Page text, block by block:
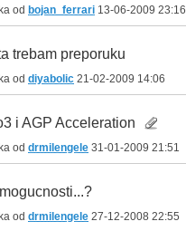
od bojan_ferrari 13-06-2009 23:16
trebam preporuku
od diyabolic 21-02-2009 14:06
i AGP Acceleration
od drmilengele 31-01-2009 21:51
od drmilengele 27-12-2008 22:55